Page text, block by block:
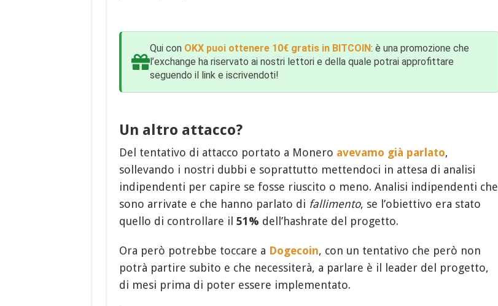
Qui con OKX puoi ottenere 10€ gratis in BITCOIN: è una promozione che
l’exchange ha riservato ai nostri lettori e della quale potrai approfittare
seguendo il link e iscrivendoti!
Un altro attacco?
Del tentativo di attacco portato a Monero avevamo già parlato,
sollevando i nostri dubbi e soprattutto mettendoci in attesa di analisi
indipendenti per capire se fosse riuscito o meno. Analisi indipendenti che
sono arrivate e che hanno parlato di fallimento, se l’obiettivo era stato
quello di controllare il 51% dell’hashrate del progetto.
Ora però potrebbe toccare a Dogecoin, con un tentativo che però non
potrà partire subito e che necessiterà, a parlare è il leader del progetto,
di mesi prima di poter essere implementato.